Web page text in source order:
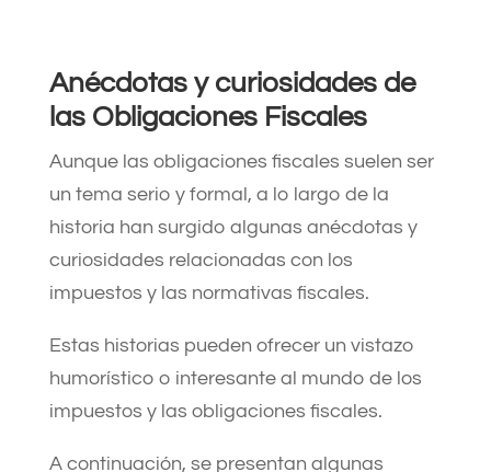
Anécdotas y curiosidades de
las Obligaciones Fiscales
Aunque las obligaciones fiscales suelen ser
un tema serio y formal, a lo largo de la
historia han surgido algunas anécdotas y
curiosidades relacionadas con los
impuestos y las normativas fiscales.
Estas historias pueden ofrecer un vistazo
humorístico o interesante al mundo de los
impuestos y las obligaciones fiscales.
A continuación, se presentan algunas